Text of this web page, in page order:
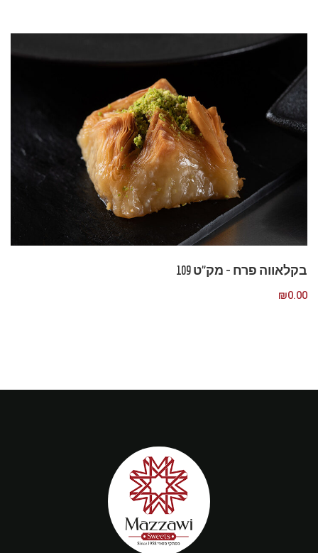
בקלאווה פרח – מק”ט 109
₪0.00